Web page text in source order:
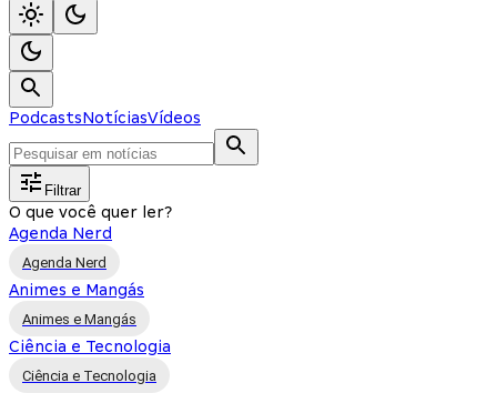
PodcastsNotíciasVídeos
Filtrar
O que você quer ler?
Agenda Nerd
Agenda Nerd
Animes e Mangás
Animes e Mangás
Ciência e Tecnologia
Ciência e Tecnologia